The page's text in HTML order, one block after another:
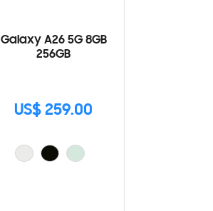
Galaxy A26 5G 8GB
256GB
US$ 259.00